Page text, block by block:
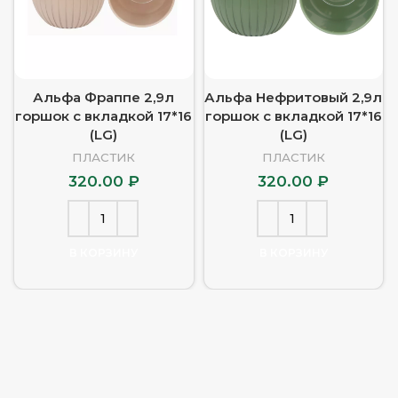
Альфа Фраппе 2,9л
горшок с вкладкой 17*16
(LG)
ПЛАСТИК
320.00 ₽
Альфа Нефритовый 2,9л
горшок с вкладкой 17*16
(LG)
ПЛАСТИК
320.00₽